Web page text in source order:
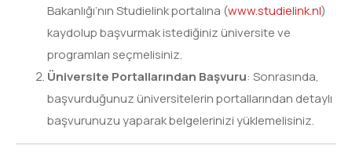
Bakanlığı’nın Studielink portalına (www.studielink.nl)
kaydolup başvurmak istediğiniz üniversite ve
programları seçmelisiniz.
Üniversite Portallarından Başvuru: Sonrasında,
başvurduğunuz üniversitelerin portallarından detaylı
başvurunuzu yaparak belgelerinizi yüklemelisiniz.